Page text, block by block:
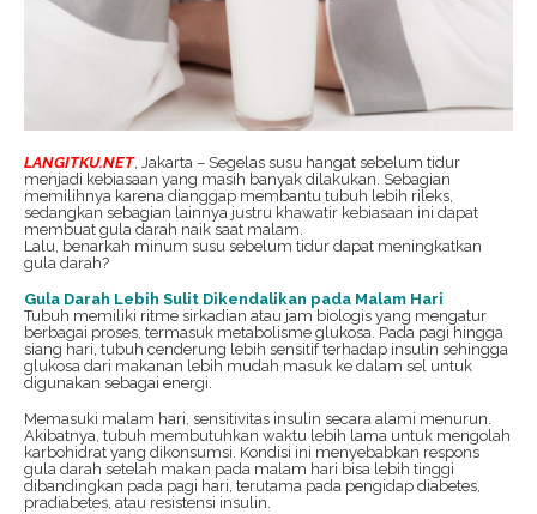
LANGITKU.NET, Jakarta – Segelas susu hangat sebelum tidur
menjadi kebiasaan yang masih banyak dilakukan. Sebagian
memilihnya karena dianggap membantu tubuh lebih rileks,
sedangkan sebagian lainnya justru khawatir kebiasaan ini dapat
membuat gula darah naik saat malam.
Lalu, benarkah minum susu sebelum tidur dapat meningkatkan
gula darah?
Gula Darah Lebih Sulit Dikendalikan pada Malam Hari
Tubuh memiliki ritme sirkadian atau jam biologis yang mengatur
berbagai proses, termasuk metabolisme glukosa. Pada pagi hingga
siang hari, tubuh cenderung lebih sensitif terhadap insulin sehingga
glukosa dari makanan lebih mudah masuk ke dalam sel untuk
digunakan sebagai energi.
Memasuki malam hari, sensitivitas insulin secara alami menurun.
Akibatnya, tubuh membutuhkan waktu lebih lama untuk mengolah
karbohidrat yang dikonsumsi. Kondisi ini menyebabkan respons
gula darah setelah makan pada malam hari bisa lebih tinggi
dibandingkan pada pagi hari, terutama pada pengidap diabetes,
pradiabetes, atau resistensi insulin.